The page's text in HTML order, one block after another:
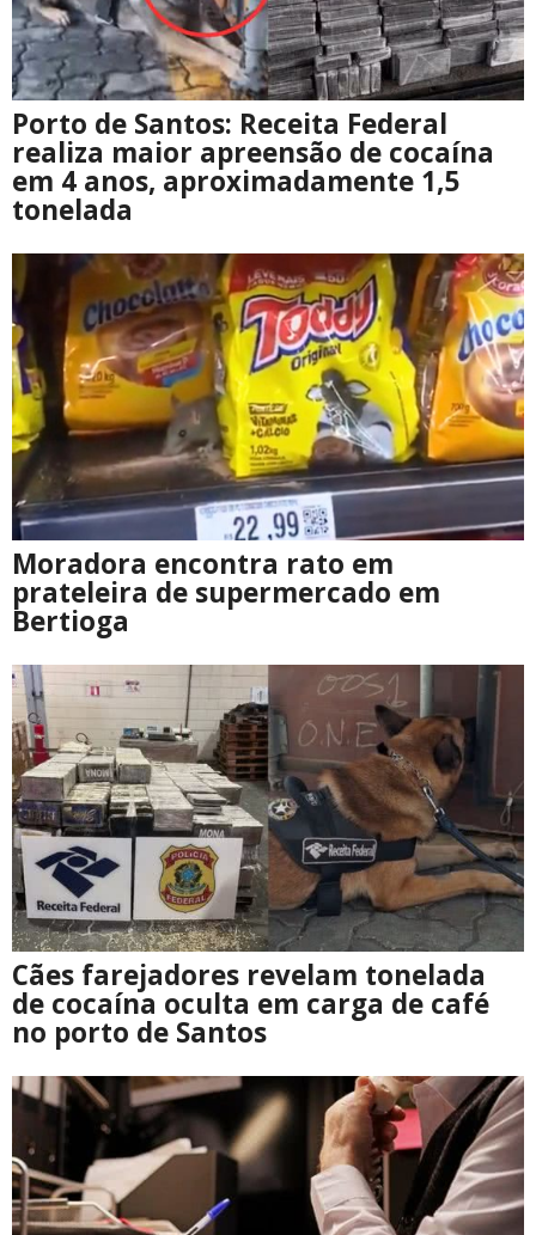
Porto de Santos: Receita Federal
realiza maior apreensão de cocaína
em 4 anos, aproximadamente 1,5
tonelada
Moradora encontra rato em
prateleira de supermercado em
Bertioga
Cães farejadores revelam tonelada
de cocaína oculta em carga de café
no porto de Santos